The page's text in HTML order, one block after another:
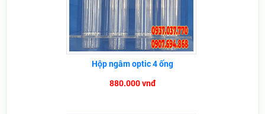
Hộp ngâm optic 4 ống
880.000 vnđ